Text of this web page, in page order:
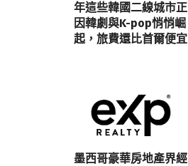
年這些韓國二線城市正
因韓劇與K-pop悄悄崛
起，旅費還比首爾便宜
墨西哥豪華房地產界經